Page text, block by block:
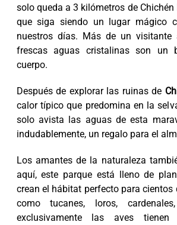
solo queda a 3 kilómetros de
que siga siendo un lugar mágico
nuestros días. Más de un visitante
frescas aguas cristalinas son un
cuerpo.
Después de explorar las ruinas de
calor típico que predomina en la
solo avista las aguas de esta
indudablemente, un regalo para el
Los amantes de la naturaleza
aquí, este parque está lleno de
crean el hábitat perfecto para cientos
como tucanes, loros,
exclusivamente las aves